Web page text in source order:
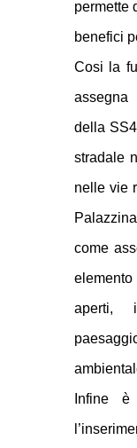
permette
benefici
Cosi la
assegna
della
stradale
nelle vie
come
elemento
aperti,
Infine